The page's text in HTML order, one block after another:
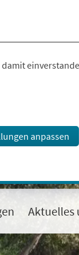
anpassen
Aktuelles